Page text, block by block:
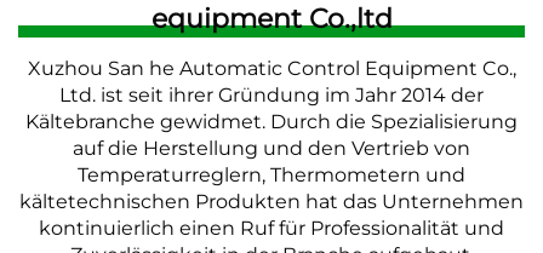
equipment Co.,ltd
Xuzhou San he Automatic Control Equipment Co.,
Ltd. ist seit ihrer Gründung im Jahr 2014 der
Kältebranche gewidmet. Durch die Spezialisierung
auf die Herstellung und den Vertrieb von
Temperaturreglern, Thermometern und
kältetechnischen Produkten hat das Unternehmen
kontinuierlich einen Ruf für Professionalität und